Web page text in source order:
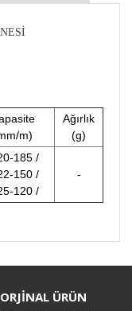
m)
Ağırlık
(g)
185 /
150 /
120 /
-
ORJİNAL ÜRÜN